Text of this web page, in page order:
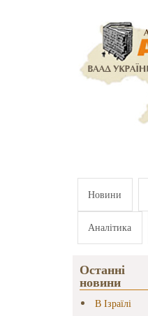
Новини
Аналітика
Останні
новини
В Ізраїлі